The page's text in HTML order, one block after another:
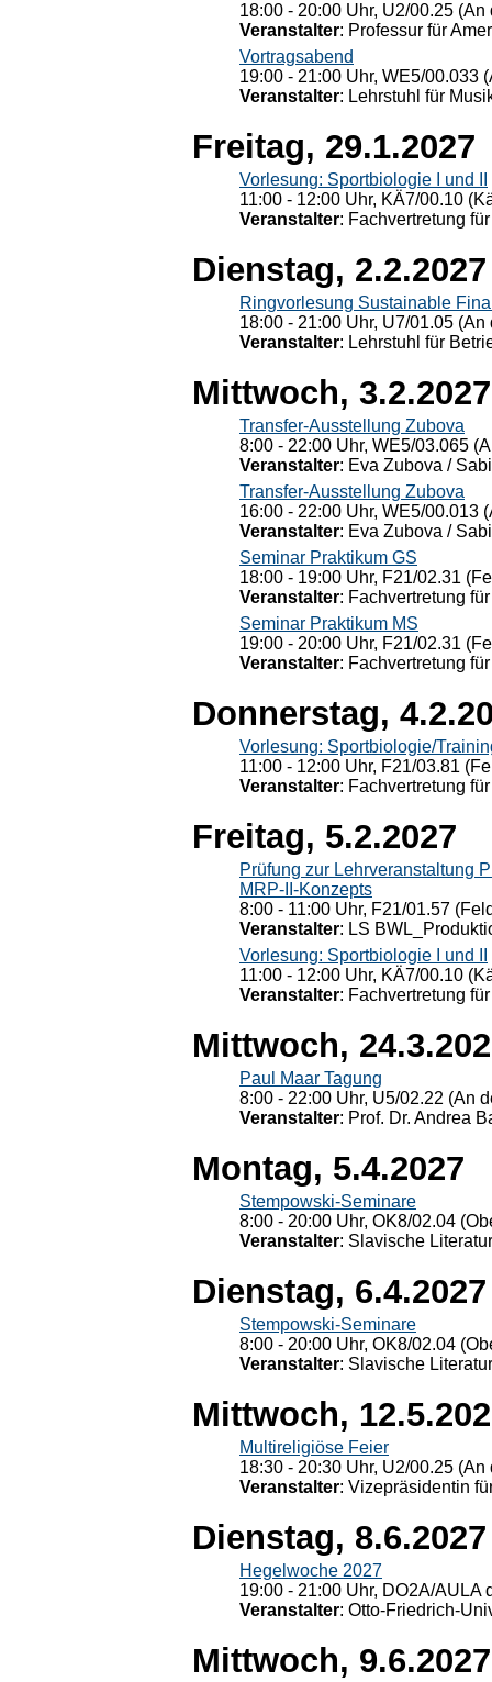
18:00 - 20:00 Uhr, U2/00.25
Veranstalter: Professur für
Vortragsabend
19:00 - 21:00 Uhr, WE5/00.033
Veranstalter: Lehrstuhl für
Freitag, 29.1.2027
Vorlesung: Sportbiologie I und II
11:00 - 12:00 Uhr, KÄ7/00.10
Veranstalter: Fachvertretung
Dienstag, 2.2.2027
Ringvorlesung Sustainable
18:00 - 21:00 Uhr, U7/01.05
Veranstalter: Lehrstuhl für
Mittwoch, 3.2.2027
Transfer-Ausstellung Zubova
8:00 - 22:00 Uhr, WE5/03.065
Veranstalter: Eva Zubova /
Transfer-Ausstellung Zubova
16:00 - 22:00 Uhr, WE5/00.013
Veranstalter: Eva Zubova /
Seminar Praktikum GS
18:00 - 19:00 Uhr, F21/02.31
Veranstalter: Fachvertretung
Seminar Praktikum MS
19:00 - 20:00 Uhr, F21/02.31
Veranstalter: Fachvertretung
Donnerstag,
Vorlesung: Sportbiologie/
11:00 - 12:00 Uhr, F21/03.81
Veranstalter: Fachvertretung
Freitag, 5.2.2027
Prüfung zur Lehrveranstaltung
MRP-II-Konzepts
8:00 - 11:00 Uhr, F21/01.57
Veranstalter: LS
Vorlesung: Sportbiologie I und II
11:00 - 12:00 Uhr, KÄ7/00.10
Veranstalter: Fachvertretung
Mittwoch,
Paul Maar Tagung
8:00 - 22:00 Uhr, U5/02.22 (An
Veranstalter: Prof. Dr. Andrea
Montag, 5.4.2027
Stempowski-Seminare
8:00 - 20:00 Uhr, OK8/02.04
Veranstalter: Slavische
Dienstag, 6.4.2027
Stempowski-Seminare
8:00 - 20:00 Uhr, OK8/02.04
Veranstalter: Slavische
Mittwoch,
Multireligiöse Feier
18:30 - 20:30 Uhr, U2/00.25
Veranstalter: Vizepräsidentin
Dienstag, 8.6.2027
Hegelwoche 2027
19:00 - 21:00 Uhr, DO2A/
Veranstalter: Otto-Friedrich-
Mittwoch, 9.6.2027